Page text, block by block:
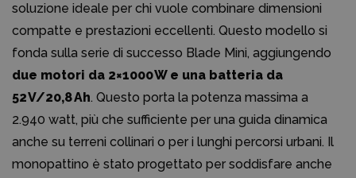
soluzione ideale per chi vuole combinare dimensioni
compatte e prestazioni eccellenti. Questo modello si
fonda sulla serie di successo Blade Mini, aggiungendo
due motori da 2×1000 W e una batteria da
52 V/20,8 Ah. Questo porta la potenza massima a
2.940 watt, più che sufficiente per una guida dinamica
anche su terreni collinari o per i lunghi percorsi urbani. Il
monopattino è stato progettato per soddisfare anche